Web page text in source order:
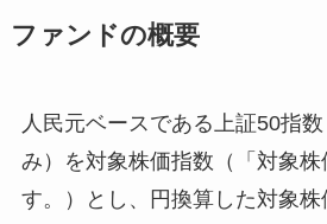
ファンドの概要
人民元ベースである上証50指
み）を対象株価指数（「対象株
す。）とし、円換算した対象